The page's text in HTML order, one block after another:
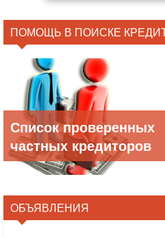
ПОМОЩЬ В ПОИСКЕ
Список проверенных
частных кредиторов
ОБЪЯВЛЕНИЯ